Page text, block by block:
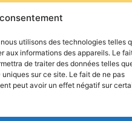
utilisons des technologies telles
aux informations des appareils. Le
de traiter des données telles
sur ce site. Le fait de ne pas
peut avoir un effet négatif sur
TOROFIESTA